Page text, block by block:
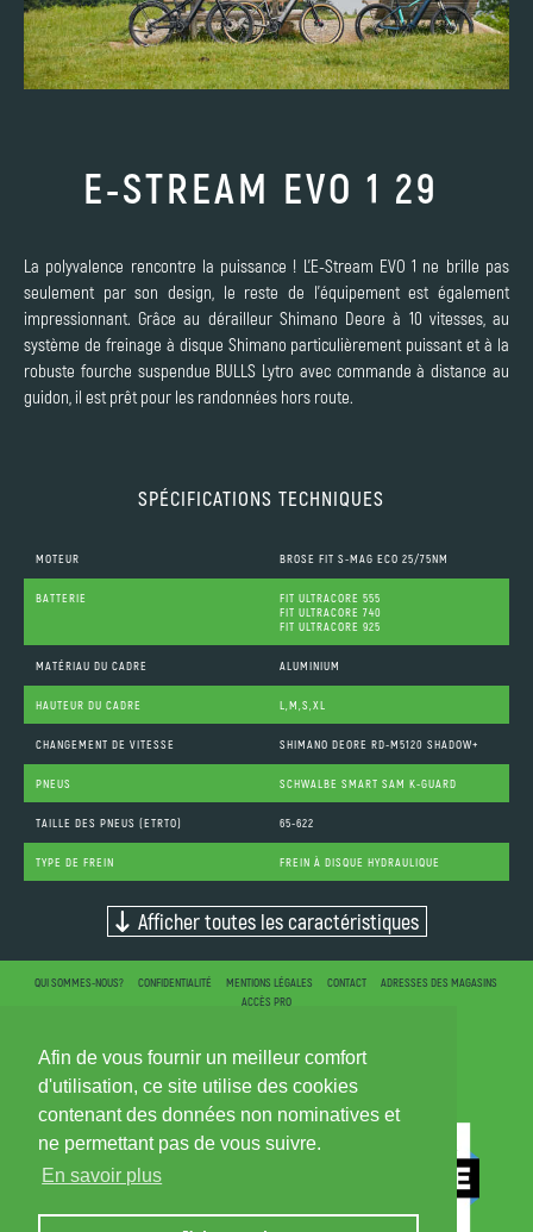
Afin de vous fournir un meilleur comfort
d'utilisation, ce site utilise des cookies
contenant des données non nominatives et
ne permettant pas de vous suivre.
En savoir plus
E-STREAM EVO 1 29
La polyvalence rencontre la puissance ! L'E-Stream EVO 1 ne brille pas
seulement par son design, le reste de l'équipement est également
impressionnant. Grâce au dérailleur Shimano Deore à 10 vitesses, au
système de freinage à disque Shimano particulièrement puissant et à la
robuste fourche suspendue BULLS Lytro avec commande à distance au
guidon, il est prêt pour les randonnées hors route.
SPÉCIFICATIONS TECHNIQUES
MOTEUR BROSE FIT S-MAG ECO 25/75NM
BATTERIE
FIT ULTRACORE 555
FIT ULTRACORE 740
FIT ULTRACORE 925
MATÉRIAU DU CADRE ALUMINIUM
HAUTEUR DU CADRE L,M,S,XL
CHANGEMENT DE VITESSE SHIMANO DEORE RD-M5120 SHADOW+
PNEUS SCHWALBE SMART SAM K-GUARD
TAILLE DES PNEUS (ETRTO) 65-622
TYPE DE FREIN FREIN À DISQUE HYDRAULIQUE
Afficher toutes les caractéristiques
QUI SOMMES-NOUS? CONFIDENTIALITÉ MENTIONS LÉGALES CONTACT
ADRESSES DES MAGASINS
ACCÈS PRO